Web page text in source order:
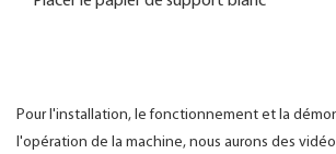
Pour l'installation, le fonctionnement et la
l'opération de la machine, nous aurons des